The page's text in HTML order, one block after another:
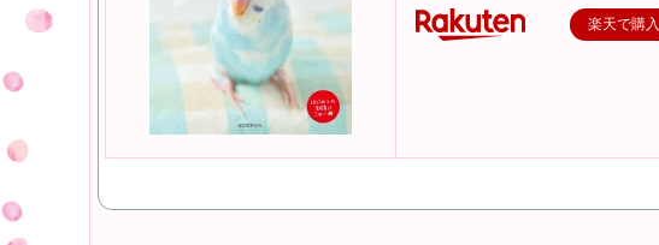
楽天で購入